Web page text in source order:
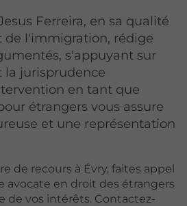
Ferreira, en sa qualité
de l'immigration, rédige
s'appuyant sur
la jurisprudence
en tant que
étrangers vous assure
et une représentation
de recours à Évry, faites appel
avocate en droit des étrangers
de vos intérêts. Contactez-